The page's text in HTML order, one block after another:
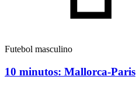
Futebol masculino
10 minutos: Mallorca-Paris